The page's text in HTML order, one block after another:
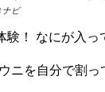
ナビ
験！ なにが入っ
ニを自分で割っ